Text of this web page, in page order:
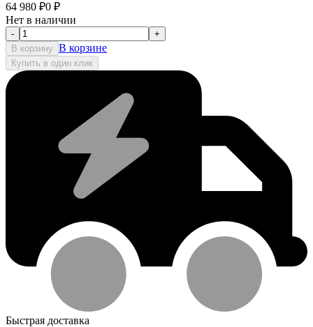
64 980 ₽0 ₽
Нет в наличии
-
+
В корзину В корзине
Купить в один клик
Быстрая доставка